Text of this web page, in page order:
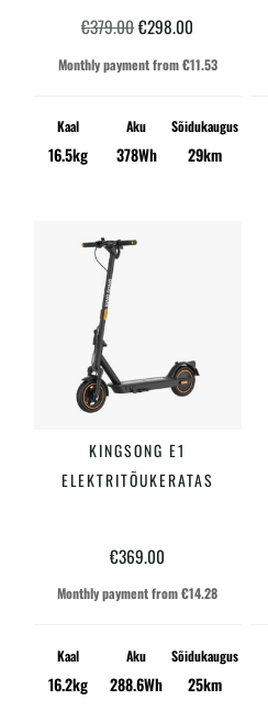
€379.00Algne
hind
€379.00.
€298.00
hind
€298.00.
Monthly payment from€11.53
Kaal
16.5kg
Aku
378Wh
Sõidukaugus
29km
LISA KORVI
KINGSONG E1
ELEKTRITÕUKERATAS
€369.00
Monthly payment from€14.28
Kaal
16.2kg
Aku
288.6Wh
Sõidukaugus
25km